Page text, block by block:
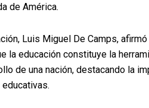
de América.
Luis Miguel De Camps,
la educación constituye la
de una nación, destacando la